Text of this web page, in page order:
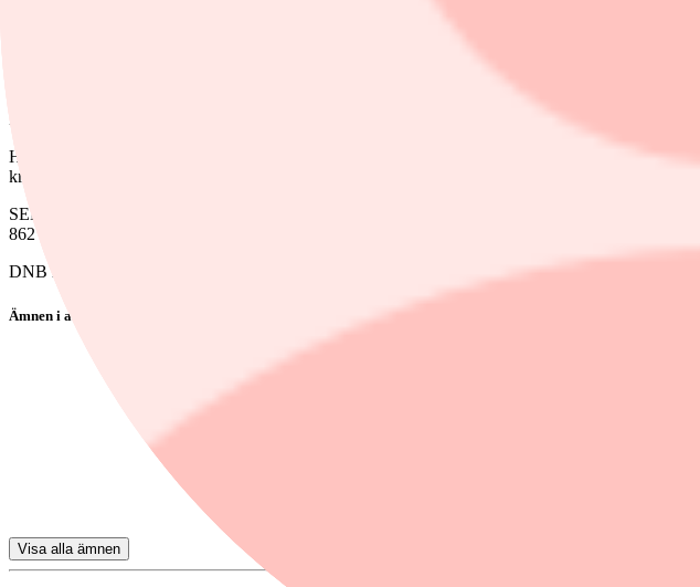
kronor på onsdagen.
Handelsbanken Capital Markets höjer sin rekommendation för SSAB till köp från behåll.
kronor på onsdagen.
SEB återupptar bevakning av livekasinobolaget Evolution med en köprekommendation och
862 kronor på onsdagen.
DNB höjer riktkursen för Evolution till 990 kronor (810), upprepar köp
Ämnen i artikeln
Visa alla ämnen